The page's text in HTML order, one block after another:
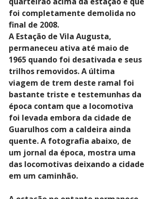
foi completamente demolida no
final de 2008.
A Estação de Vila Augusta,
permaneceu ativa até maio de
1965 quando foi desativada e seus
trilhos removidos. A última
viagem de trem deste ramal foi
bastante triste e testemunhas da
época contam que a locomotiva
foi levada embora da cidade de
Guarulhos com a caldeira ainda
quente. A fotografia abaixo, de
um jornal da época, mostra uma
das locomotivas deixando a cidade
em um caminhão.